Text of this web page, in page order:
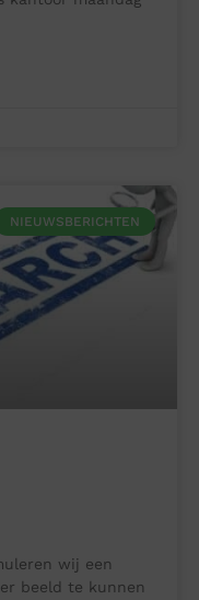
NIEUWSBERICHTEN
wij een
beeld te kunnen